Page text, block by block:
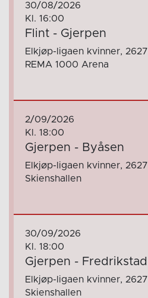
30/08/2026
Kl. 16:00
Flint - Gjerpen
Elkjøp-ligaen kvinner, 2627
REMA 1000 Arena
2/09/2026
Kl. 18:00
Gjerpen - Byåsen
Elkjøp-ligaen kvinner, 2627
Skienshallen
30/09/2026
Kl. 18:00
Gjerpen - Fredrikstad
Elkjøp-ligaen kvinner, 2627
Skienshallen